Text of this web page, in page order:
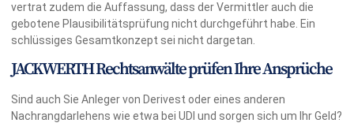
vertrat zudem die Auffassung, dass der Vermittler auch die
gebotene Plausibilitätsprüfung nicht durchgeführt habe. Ein
schlüssiges Gesamtkonzept sei nicht dargetan.
JACKWERTH Rechtsanwälte prüfen Ihre Ansprüche
Sind auch Sie Anleger von Derivest oder eines anderen
Nachrangdarlehens wie etwa bei UDI und sorgen sich um Ihr Geld?